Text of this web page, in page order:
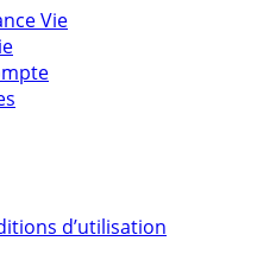
Vie